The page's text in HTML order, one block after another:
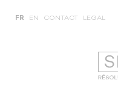
FR EN CONTACT LEGAL